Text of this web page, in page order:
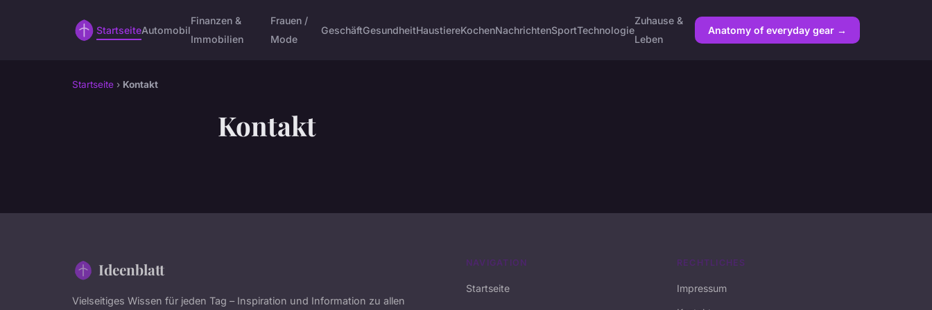
StartseiteAutomobil
Finanzen &
Immobilien
Frauen /
Mode
GeschäftGesundheitHaustiereKochenNachrichtenSportTechnologie
Zuhause &
Leben
Anatomy of everyday gear →
Startseite › Kontakt
Kontakt
Ideenblatt
Vielseitiges Wissen für jeden Tag – Inspiration und Information zu allen
NAVIGATION
Startseite
RECHTLICHES
Impressum